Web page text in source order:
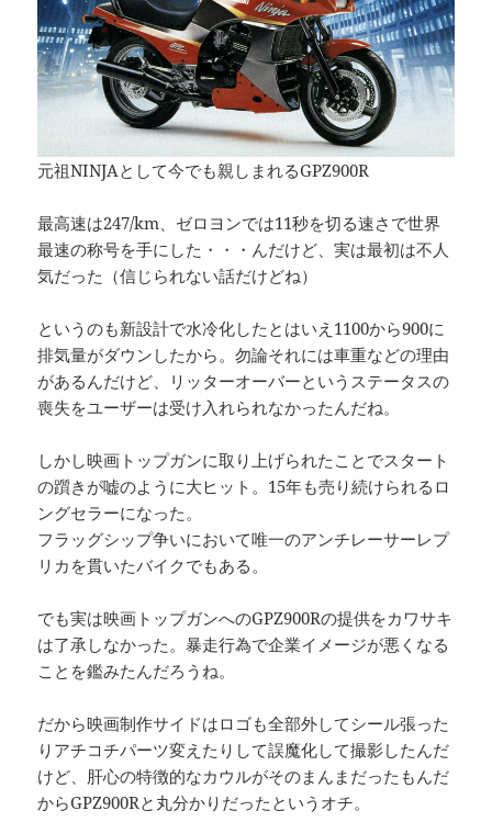
元祖NINJAとして今でも親しまれるGPZ900R
最高速は247/km、ゼロヨンでは11秒を切る速さで世界
最速の称号を手にした・・・んだけど、実は最初は不人
気だった（信じられない話だけどね）
というのも新設計で水冷化したとはいえ1100から900に
排気量がダウンしたから。勿論それには車重などの理由
があるんだけど、リッターオーバーというステータスの
喪失をユーザーは受け入れられなかったんだね。
しかし映画トップガンに取り上げられたことでスタート
の躓きが嘘のように大ヒット。15年も売り続けられるロ
ングセラーになった。
フラッグシップ争いにおいて唯一のアンチレーサーレプ
リカを貫いたバイクでもある。
でも実は映画トップガンへのGPZ900Rの提供をカワサキ
は了承しなかった。暴走行為で企業イメージが悪くなる
ことを鑑みたんだろうね。
だから映画制作サイドはロゴも全部外してシール張った
りアチコチパーツ変えたりして誤魔化して撮影したんだ
けど、肝心の特徴的なカウルがそのまんまだったもんだ
からGPZ900Rと丸分かりだったというオチ。